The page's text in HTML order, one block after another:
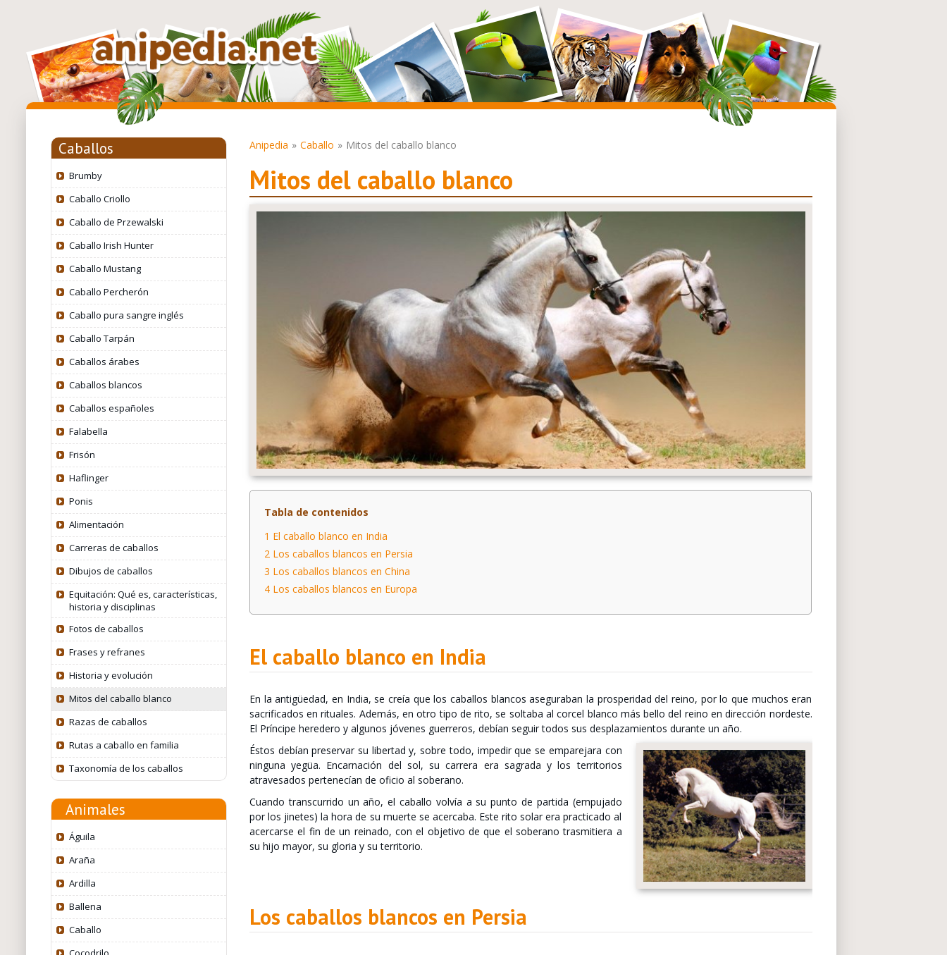
Caballos
Brumby
Caballo Criollo
Caballo de Przewalski
Caballo Irish Hunter
Caballo Mustang
Caballo Percherón
Caballo pura sangre inglés
Caballo Tarpán
Caballos árabes
Caballos blancos
Caballos españoles
Falabella
Frisón
Haflinger
Ponis
Alimentación
Carreras de caballos
Dibujos de caballos
Equitación: Qué es, características,
historia y disciplinas
Fotos de caballos
Frases y refranes
Historia y evolución
Mitos del caballo blanco
Razas de caballos
Rutas a caballo en familia
Taxonomía de los caballos
Animales
Águila
Araña
Ardilla
Ballena
Caballo
Anipedia Caballo Mitos del caballo blanco
Mitos del caballo blanco
Tabla de contenidos
1 El caballo blanco en India
2Los caballos blancos en Persia
3 Los caballos blancos en China
4Los caballos blancos en Europa
El caballo blanco en India
En la antigüedad, en India, se creía que los caballos blancos aseguraban la prosperidad del reino, por lo que muchos eran
sacrificados en rituales. Además, en otro tipo de rito, se soltaba al corcel blanco más bello del reino en dirección nordeste.
El Príncipe heredero y algunos jóvenes guerreros, debían seguir todos sus desplazamientos durante un año.
Éstos debían preservar su libertad y, sobre todo, impedir que se emparejara con
ninguna yegüa. Encarnación del sol, su carrera era sagrada y los territorios
atravesados pertenecían de oficio al soberano.
Cuando transcurrido un año, el caballo volvía a su punto de partida (empujado
por los jinetes) la hora de su muerte se acercaba. Este rito solar era practicado al
acercarse el fin de un reinado, con el objetivo de que el soberano trasmitiera a
su hijo mayor, su gloria y su territorio.
Los caballos blancos en Persia